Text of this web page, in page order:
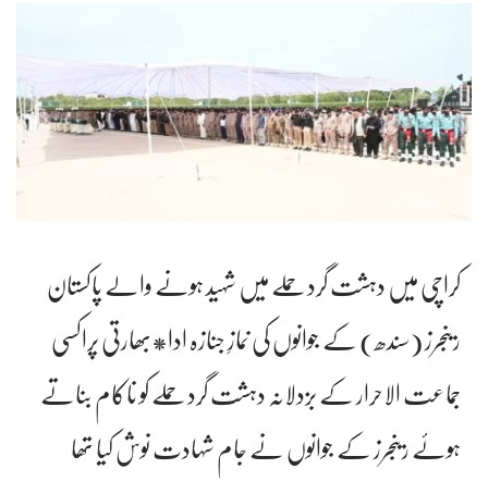
کراچی میں دہشت گرد حملے میں شہید ہونے والے پاکستان
رینجرز (سندھ) کے جوانوں کی نمازِ جنازہ ادا*بھارتی پراکسی
جماعت الاحرار کے بزدلانہ دہشت گرد حملے کو ناکام بناتے
ہوئے رینجرز کے جوانوں نے جام شہادت نوش کیا تھا